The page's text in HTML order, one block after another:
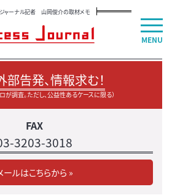
ャーナル記者 山岡俊介の取材メモ
部告発、情報求む！
が調査。ただし、公益性あるケースに限る）
FAX
3203-3018
ールはこちらから »
MENU